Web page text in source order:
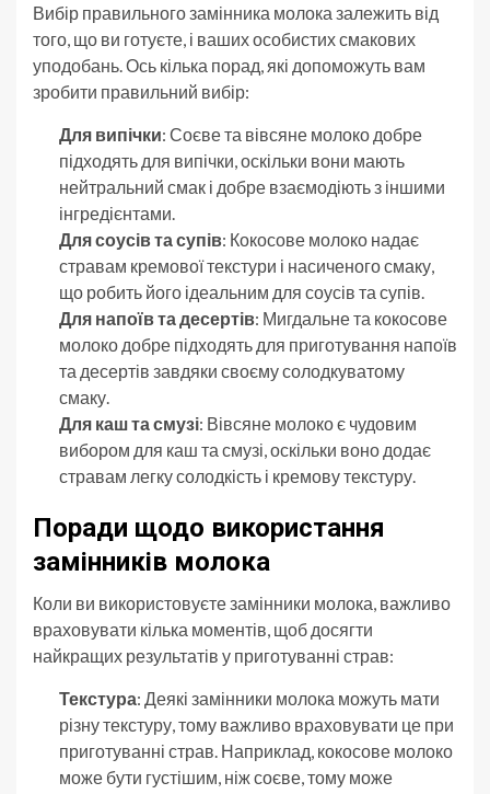
Вибір правильного замінника молока залежить від
того, що ви готуєте, і ваших особистих смакових
уподобань. Ось кілька порад, які допоможуть вам
зробити правильний вибір:
Для випічки: Соєве та вівсяне молоко добре
підходять для випічки, оскільки вони мають
нейтральний смак і добре взаємодіють з іншими
інгредієнтами.
Для соусів та супів: Кокосове молоко надає
стравам кремової текстури і насиченого смаку,
що робить його ідеальним для соусів та супів.
Для напоїв та десертів: Мигдальне та кокосове
молоко добре підходять для приготування напоїв
та десертів завдяки своєму солодкуватому
смаку.
Для каш та смузі: Вівсяне молоко є чудовим
вибором для каш та смузі, оскільки воно додає
стравам легку солодкість і кремову текстуру.
Поради щодо використання
замінників молока
Коли ви використовуєте замінники молока, важливо
враховувати кілька моментів, щоб досягти
найкращих результатів у приготуванні страв:
Текстура: Деякі замінники молока можуть мати
різну текстуру, тому важливо враховувати це при
приготуванні страв. Наприклад, кокосове молоко
може бути густішим, ніж соєве, тому може